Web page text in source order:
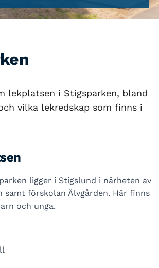
lekplatsen i Stigsparken, bland
vilka lekredskap som finns i
ligger i Stigslund i närheten av
samt förskolan Älvgården. Här finns
och unga.